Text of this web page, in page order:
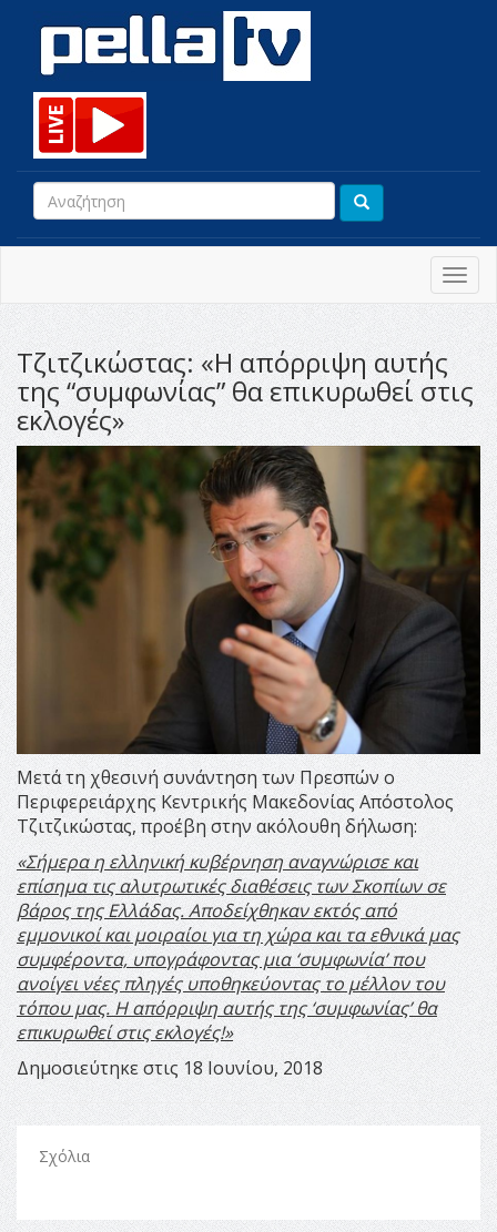
Τζιτζικώστας: «Η απόρριψη αυτής
της “συμφωνίας” θα επικυρωθεί στις
εκλογές»
Μετά τη χθεσινή συνάντηση των Πρεσπών ο
Περιφερειάρχης Κεντρικής Μακεδονίας Απόστολος
Τζιτζικώστας, προέβη στην ακόλουθη δήλωση:
«Σήμερα η ελληνική κυβέρνηση αναγνώρισε και
επίσημα τις αλυτρωτικές διαθέσεις των Σκοπίων σε
βάρος της Ελλάδας. Αποδείχθηκαν εκτός από
εμμονικοί και μοιραίοι για τη χώρα και τα εθνικά μας
συμφέροντα, υπογράφοντας μια ‘συμφωνία’ που
ανοίγει νέες πληγές υποθηκεύοντας το μέλλον του
τόπου μας. Η απόρριψη αυτής της ‘συμφωνίας’ θα
επικυρωθεί στις εκλογές!»
Δημοσιεύτηκε στις 18 Ιουνίου, 2018
Σχόλια